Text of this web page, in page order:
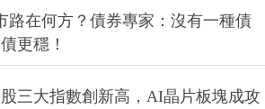
路在何方？債券專家：沒有一種債
更穩！
三大指數創新高，AI晶片板塊成攻